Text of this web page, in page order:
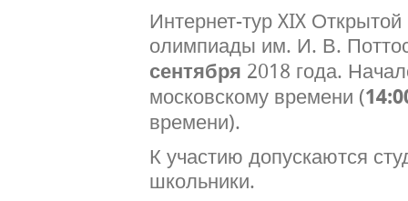
Интернет-тур XIX
олимпиады им. И. В.
сентября 2018 года.
московскому времени (
времени).
К участию допускаются
школьники.